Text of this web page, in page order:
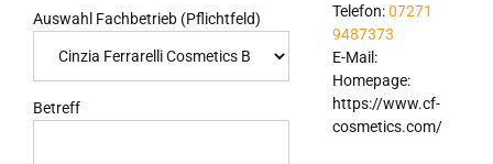
Auswahl Fachbetrieb (Pflichtfeld)
Betreff
Telefon:07271
9487373
E-Mail:
Homepage:
https://www.cf-
cosmetics.com/